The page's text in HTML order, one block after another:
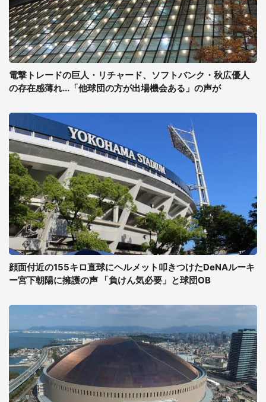
電撃トレードの巨人・リチャード、ソフトバンク・秋広優人
の存在感薄れ...「他球団の方が出場機会ある」の声が
顔面付近の155キロ直球にヘルメット叩きつけたDeNAルーキ
ー宮下朝陽に擁護の声 「負けん気必要」と球団OB